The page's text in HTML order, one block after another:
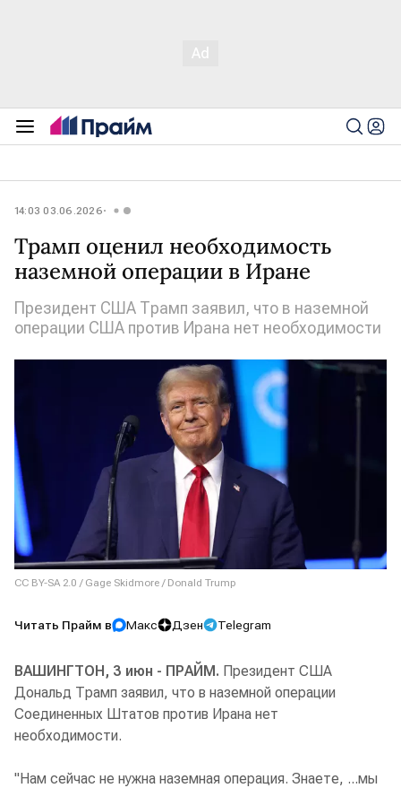
14:03 03.06.2026
Трамп оценил необходимость
наземной операции в Иране
Президент США Трамп заявил, что в наземной
операции США против Ирана нет необходимости
CC BY-SA 2.0 / Gage Skidmore / Donald Trump
Читать Прайм в Макс Дзен Telegram
ВАШИНГТОН, 3 июн - ПРАЙМ. Президент США
Дональд Трамп заявил, что в наземной операции
Соединенных Штатов против Ирана нет
необходимости.
"Нам сейчас не нужна наземная операция. Знаете, ...мы